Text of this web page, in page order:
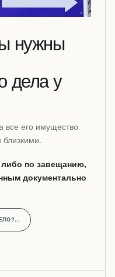
нужны
дела у
все его имущество
по завещанию,
документально